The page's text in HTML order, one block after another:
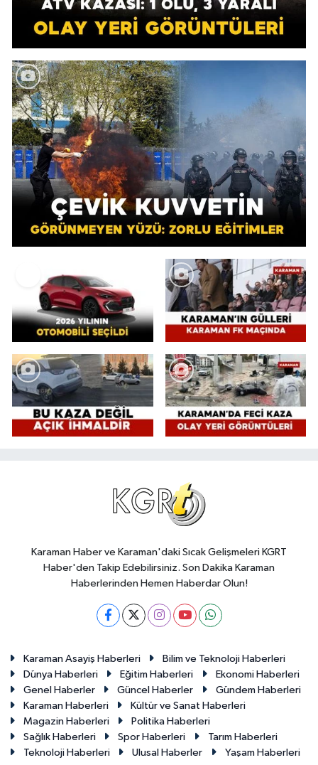
Karaman Haber ve Karaman'daki Sıcak Gelişmeleri KGRT
Haber'den Takip Edebilirsiniz. Son Dakika Karaman
Haberlerinden Hemen Haberdar Olun!
Karaman Asayiş Haberleri
Bilim ve Teknoloji Haberleri
Dünya Haberleri
Eğitim Haberleri
Ekonomi Haberleri
Genel Haberler
Güncel Haberler
Gündem Haberleri
Karaman Haberleri
Kültür ve Sanat Haberleri
Magazin Haberleri
Politika Haberleri
Sağlık Haberleri
Spor Haberleri
Tarım Haberleri
Teknoloji Haberleri
Ulusal Haberler Yaşam Haberleri